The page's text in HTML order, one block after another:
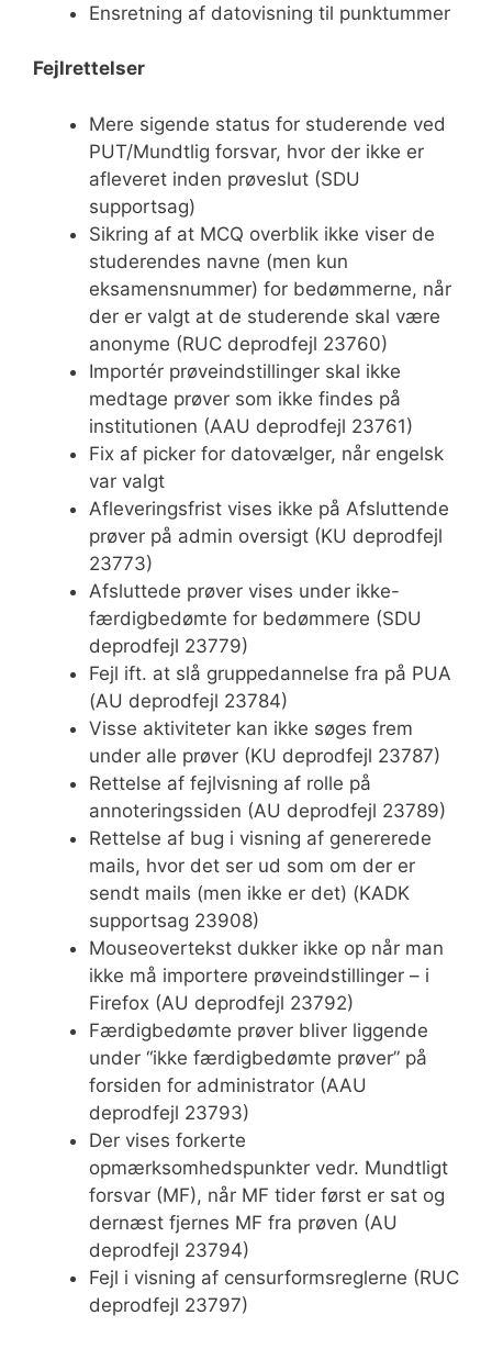
Ensretning af datovisning til punktummer
Fejlrettelser
Mere sigende status for studerende ved
PUT/Mundtlig forsvar, hvor der ikke er
afleveret inden prøveslut (SDU
supportsag)
Sikring af at MCQ overblik ikke viser de
studerendes navne (men kun
eksamensnummer) for bedømmerne, når
der er valgt at de studerende skal være
anonyme (RUC deprodfejl 23760)
Importér prøveindstillinger skal ikke
medtage prøver som ikke findes på
institutionen (AAU deprodfejl 23761)
Fix af picker for datovælger, når engelsk
var valgt
Afleveringsfrist vises ikke på Afsluttende
prøver på admin oversigt (KU deprodfejl
23773)
Afsluttede prøver vises under ikke-
færdigbedømte for bedømmere (SDU
deprodfejl 23779)
Fejl ift. at slå gruppedannelse fra på PUA
(AU deprodfejl 23784)
Visse aktiviteter kan ikke søges frem
under alle prøver (KU deprodfejl 23787)
Rettelse af fejlvisning af rolle på
annoteringssiden (AU deprodfejl 23789)
Rettelse af bug i visning af genererede
mails, hvor det ser ud som om der er
sendt mails (men ikke er det) (KADK
supportsag 23908)
Mouseovertekst dukker ikke op når man
ikke må importere prøveindstillinger – i
Firefox (AU deprodfejl 23792)
Færdigbedømte prøver bliver liggende
under “ikke færdigbedømte prøver” på
forsiden for administrator (AAU
deprodfejl 23793)
Der vises forkerte
opmærksomhedspunkter vedr. Mundtligt
forsvar (MF), når MF tider først er sat og
dernæst fjernes MF fra prøven (AU
deprodfejl 23794)
Fejl i visning af censurformsreglerne (RUC
deprodfejl 23797)